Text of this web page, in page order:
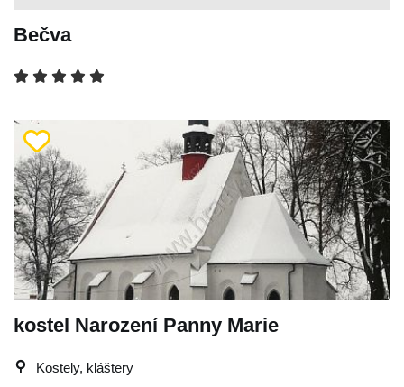
Bečva
kostel Narození Panny Marie
Kostely, kláštery